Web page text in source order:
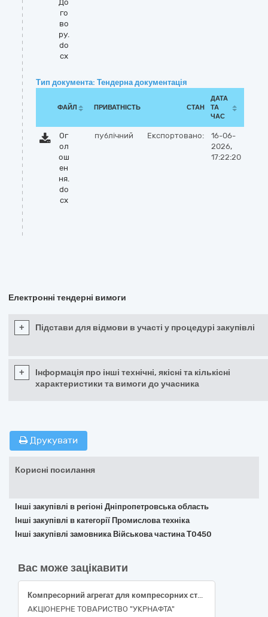
До
го
во
ру.
do
cx
Тип документа: Тендерна документація
ФАЙЛ ПРИВАТНІСТЬ СТАН
ДАТА
ТА
ЧАС
Ог
ол
ош
ен
ня.
do
cx
публічний Експортовано:
16-06-
2026,
17:22:20
Електронні тендерні вимоги
+ Підстави для відмови в участі у процедурі закупівлі
+
Інформація про інші технічні, якісні та кількісні
характеристики та вимоги до учасника
Друкувати
Корисні посилання
Інші закупівлі в регіоні Дніпропетровська область
Інші закупівлі в категорії Промислова техніка
Інші закупівлі замовника Військова частина Т0450
Вас може зацікавити
Компресорний агрегат для компресорних станцій об’єкта №3
АКЦІОНЕРНЕ ТОВАРИСТВО "УКPНAФТА"